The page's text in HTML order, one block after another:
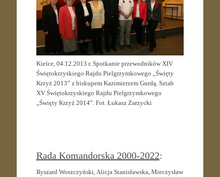
Kielce, 04.12.2013 r. Spotkanie przewodników XIV
Świętokrzyskiego Rajdu Pielgrzymkowego „Święty
Krzyż 2013” z biskupem Kazimierzem Gurdą. Sztab
XV Świętokrzyskiego Rajdu Pielgrzymkowego
„Święty Krzyż 2014”. Fot. Łukasz Zarzycki
Rada Komandorska 2000-2022:
Ryszard Woszczyński, Alicja Stanisławska, Mieczysław